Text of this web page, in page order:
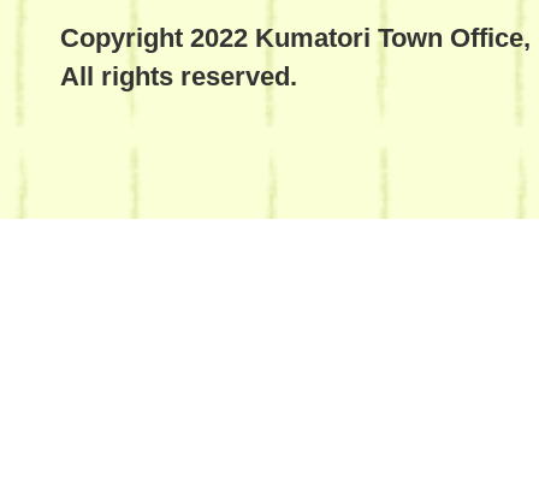
Copyright 2022 Kumatori Town Office,
All rights reserved.